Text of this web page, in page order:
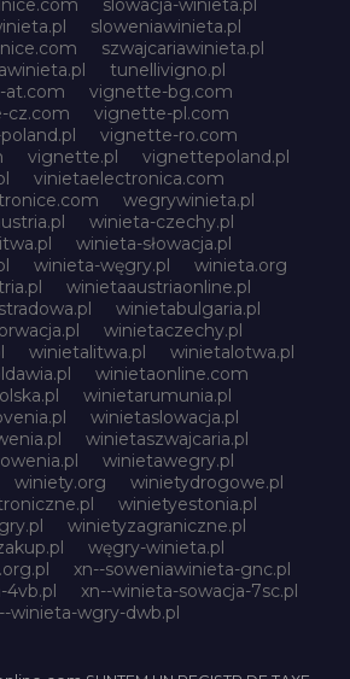
slowacja-winieta.pl
sloweniawinieta.pl
szwajcariawinieta.pl
tunellivigno.pl
vignette-bg.com
cz.com
vignette-pl.com
vignette-ro.com
vignette.pl
vignettepoland.pl
vinietaelectronica.com
wegrywinieta.pl
winieta-czechy.pl
winieta-słowacja.pl
winieta-węgry.pl
winieta.org
winietaaustriaonline.pl
winietabulgaria.pl
winietaczechy.pl
winietalitwa.pl
winietalotwa.pl
winietaonline.com
winietarumunia.pl
winietaslowacja.pl
winietaszwajcaria.pl
winietawegry.pl
winiety.org
winietydrogowe.pl
winietyestonia.pl
winietyzagraniczne.pl
węgry-winieta.pl
xn--soweniawinieta-gnc.pl
4vb.pl
xn--winieta-sowacja-7sc.pl
winieta-wgry-dwb.pl